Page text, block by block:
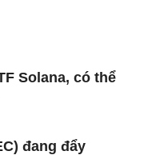
Solana, có thể
đang đẩy